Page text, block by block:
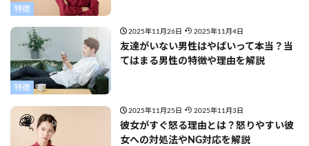
特徴
特徴
2025年11月26日 2025年11月4日
友達がいない男性はやばいって本当？当
てはまる男性の特徴や理由を解説
2025年11月25日 2025年11月3日
彼女がすぐ怒る理由とは？怒りやすい彼
女への対処法やNG対応を解説